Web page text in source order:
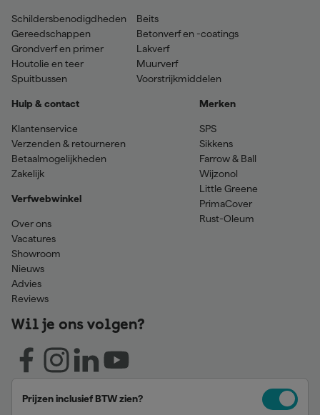
Schildersbenodigdheden
Gereedschappen
Grondverf en primer
Houtolie en teer
Spuitbussen
Beits
Betonverf en -coatings
Lakverf
Muurverf
Voorstrijkmiddelen
Hulp & contact
Klantenservice
Verzenden & retourneren
Betaalmogelijkheden
Zakelijk
Verfwebwinkel
Over ons
Vacatures
Showroom
Nieuws
Advies
Reviews
Merken
SPS
Sikkens
Farrow & Ball
Wijzonol
Little Greene
PrimaCover
Rust-Oleum
Wil je ons volgen?
Prijzen inclusief BTW zien?